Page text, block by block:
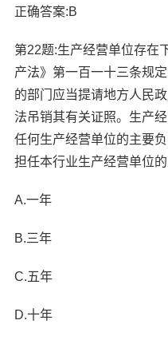
正确答案:B
第22题:生产经营单位存在
产法》第一百一十三条规
的部门应当提请地方人民
法吊销其有关证照。生产
任何生产经营单位的主要
担任本行业生产经营单位
A.一年
B.三年
C.五年
D.十年